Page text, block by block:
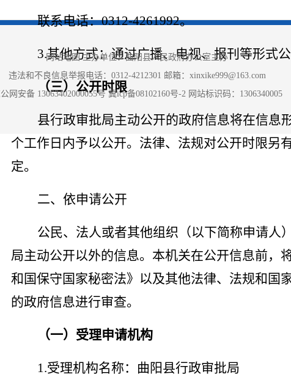
联系电话：0312-4261992。
3.其他方式：通过广播、电视、报刊等形式公
（三）公开时限
县行政审批局主动公开的政府信息将在信息
个工作日内予以公开。法律、法规对公开时限另
定。
二、依申请公开
公民、法人或者其他组织（以下简称申请人
局主动公开以外的信息。本机关在公开信息前，
和国保守国家秘密法》以及其他法律、法规和国
的政府信息进行审查。
（一）受理申请机构
1.受理机构名称：曲阳县行政审批局
网站地图主办单位：曲阳县人民政府办公室主办
违法和不良信息举报电话：0312-4212301 邮箱：xinxike999@163.com
网安备 13063402000055号 冀icp备08102160号-2网站标识码：1306340005